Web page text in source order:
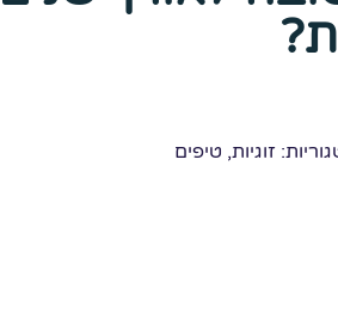
זוגיות, טיפים